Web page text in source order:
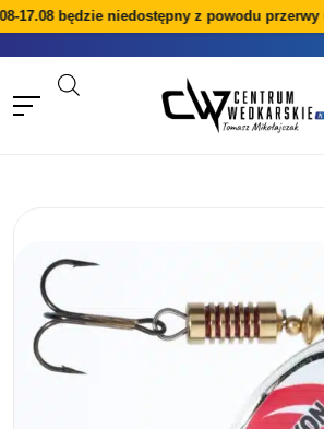
17.08 będzie niedostępny z powodu